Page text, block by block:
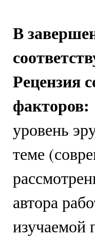
В
Рецензия
факторов:
уровень
теме
автора
изучаемой